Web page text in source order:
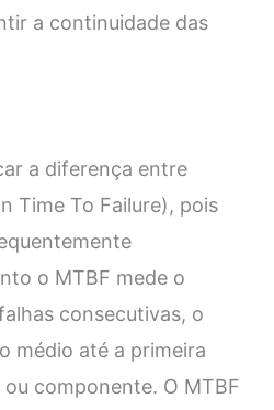
a continuidade das
a diferença entre
Time To Failure), pois
o MTBF mede o
consecutivas, o
médio até a primeira
componente. O MTBF